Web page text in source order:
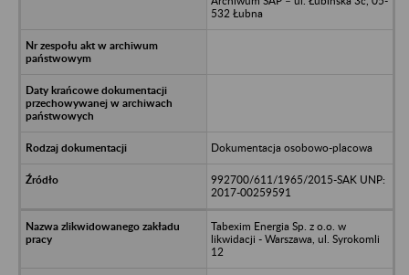
532 Łubna
Dokumentacja osobowo-placowa
992700/611/1965/2015-SAK UNP:
2017-00259591
Tabexim Energia Sp. z o.o. w
likwidacji - Warszawa, ul. Syrokomli
12